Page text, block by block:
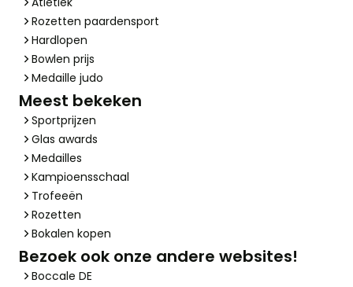
Rozetten paardensport
Hardlopen
Bowlen prijs
Medaille judo
Meest bekeken
Sportprijzen
Glas awards
Medailles
Kampioensschaal
Trofeeën
Rozetten
Bokalen kopen
Bezoek ook onze andere websites!
Boccale DE